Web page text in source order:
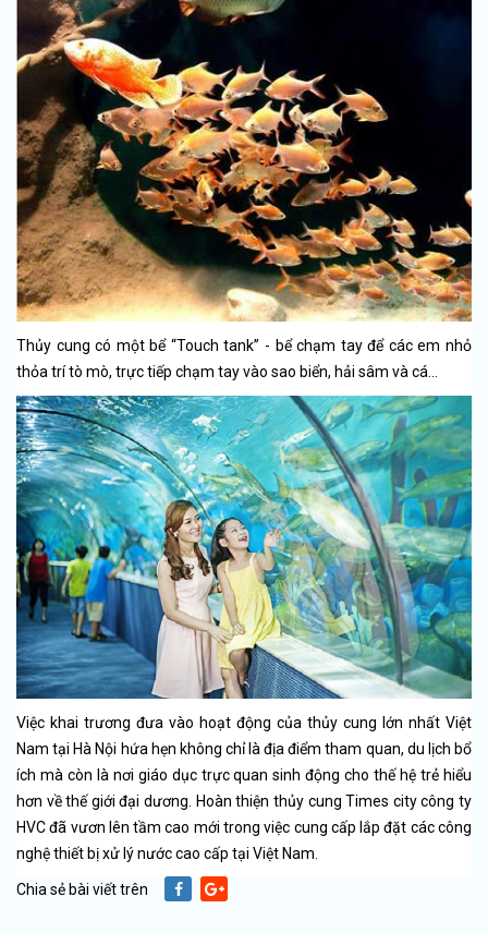
Thủy cung có một bể “Touch tank” - bể chạm tay để các em nhỏ
thỏa trí tò mò, trực tiếp chạm tay vào sao biển, hải sâm và cá…
Việc khai trương đưa vào hoạt động của thủy cung lớn nhất Việt
Nam tại Hà Nội hứa hẹn không chỉ là địa điểm tham quan, du lịch bổ
ích mà còn là nơi giáo dục trực quan sinh động cho thế hệ trẻ hiểu
hơn về thế giới đại dương. Hoàn thiện thủy cung Times city công ty
HVC đã vươn lên tầm cao mới trong việc cung cấp lắp đặt các công
nghệ thiết bị xử lý nước cao cấp tại Việt Nam.
Chia sẻ bài viết trên